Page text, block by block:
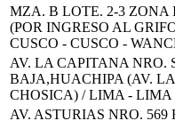
MZA. B LOTE. 2-3 ZONA
(POR INGRESO AL
CUSCO - CUSCO -
AV. LA CAPITANA NRO.
BAJA,HUACHIPA (AV.
CHOSICA) / LIMA -
AV. ASTURIAS NRO. 569